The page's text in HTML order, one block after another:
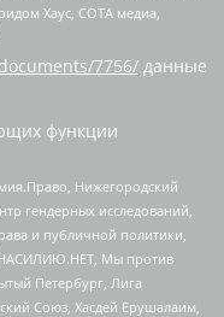
Хаус, СОТА медиа,
7756/ данные
функции
Нижегородский
гендерных исследований,
и публичной политики,
НАСИЛИЮ.НЕТ, Мы против
Петербург, Лига
Союз, Хасдей Ерушалаим,